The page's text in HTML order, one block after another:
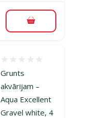
Pievienot grozam
Grunts
akvārijam –
Aqua Excellent
Gravel white, 4